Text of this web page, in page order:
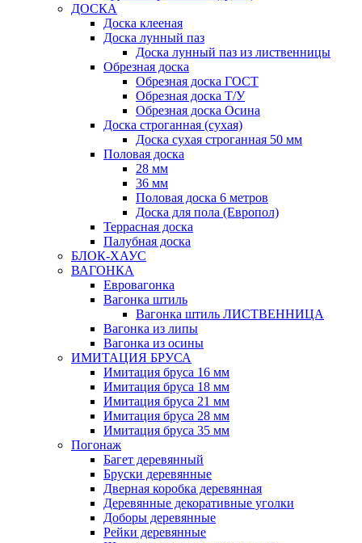
ДОСКА
Доска клееная
Доска лунный паз
Доска лунный паз из лиственницы
Обрезная доска
Обрезная доска ГОСТ
Обрезная доска Т/У
Обрезная доска Осина
Доска строганная (сухая)
Доска сухая строганная 50 мм
Половая доска
28 мм
36 мм
Половая доска 6 метров
Доска для пола (Европол)
Террасная доска
Палубная доска
БЛОК-ХАУС
ВАГОНКА
Евровагонка
Вагонка штиль
Вагонка штиль ЛИСТВЕННИЦА
Вагонка из липы
Вагонка из осины
ИМИТАЦИЯ БРУСА
Имитация бруса 16 мм
Имитация бруса 18 мм
Имитация бруса 21 мм
Имитация бруса 28 мм
Имитация бруса 35 мм
Погонаж
Багет деревянный
Бруски деревянные
Дверная коробка деревянная
Деревянные декоративные уголки
Доборы деревянные
Рейки деревянные